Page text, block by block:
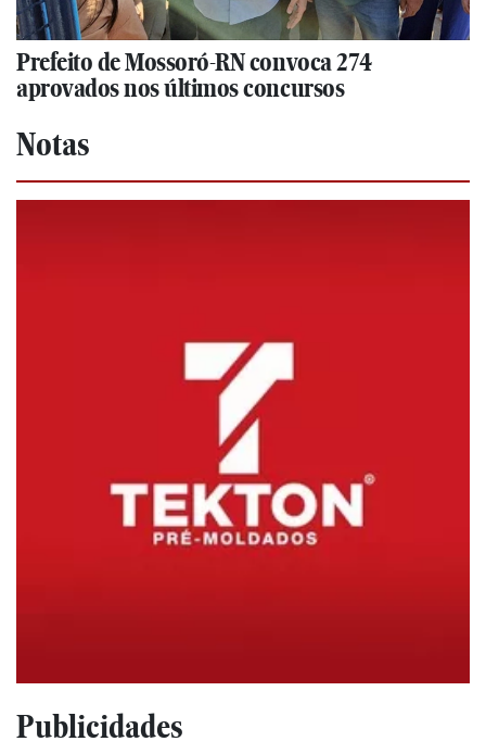
Prefeito de Mossoró-RN convoca 274
aprovados nos últimos concursos
Notas
Publicidades